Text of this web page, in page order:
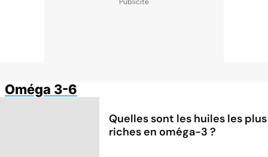
Oméga 3-6
Quelles sont les huiles les plus
riches en oméga-3 ?